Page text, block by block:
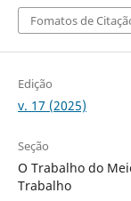
Fomatos de
Edição
v. 17 (2025)
Seção
O Trabalho do
Trabalho